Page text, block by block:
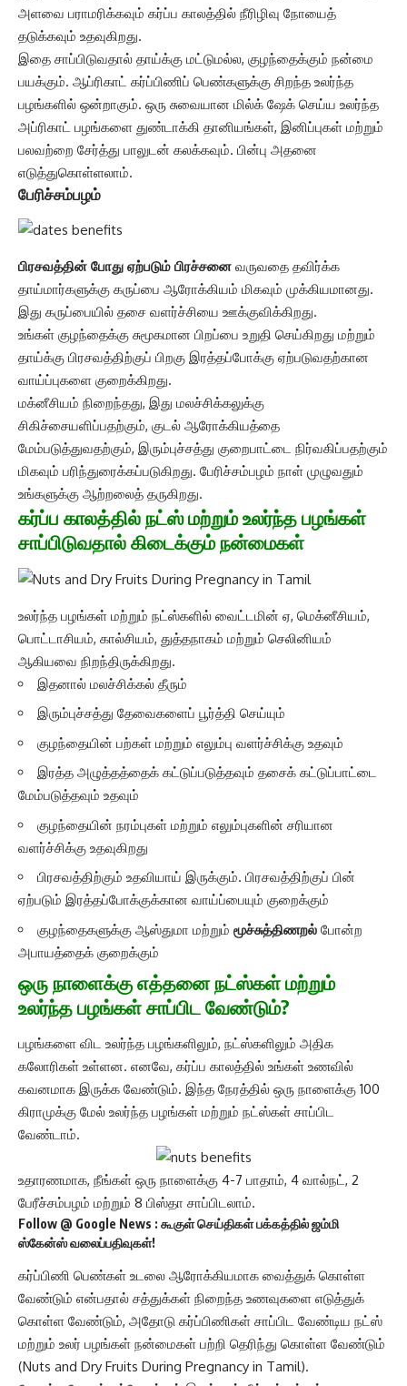
அளவை பராமரிக்கவும் கர்ப்ப காலத்தில் நீரிழிவு நோயைத்
தடுக்கவும் உதவுகிறது.
இதை சாப்பிடுவதால் தாய்க்கு மட்டுமல்ல, குழந்தைக்கும் நன்மை
பயக்கும். ஆப்ரிகாட் கர்ப்பிணிப் பெண்களுக்கு சிறந்த உலர்ந்த
பழங்களில் ஒன்றாகும். ஒரு சுவையான மில்க் ஷேக் செய்ய உலர்ந்த
அப்ரிகாட் பழங்களை துண்டாக்கி தானியங்கள், இனிப்புகள் மற்றும்
பலவற்றை சேர்த்து பாலுடன் கலக்கவும். பின்பு அதனை
எடுத்துகொள்ளலாம்.
பேரிச்சம்பழம்
பிரசவத்தின் போது ஏற்படும் பிரச்சனை வருவதை தவிர்க்க
தாய்மார்களுக்கு கருப்பை ஆரோக்கியம் மிகவும் முக்கியமானது.
இது கருப்பையில் தசை வளர்ச்சியை ஊக்குவிக்கிறது.
உங்கள் குழந்தைக்கு சுமூகமான பிறப்பை உறுதி செய்கிறது மற்றும்
தாய்க்கு பிரசவத்திற்குப் பிறகு இரத்தப்போக்கு ஏற்படுவதற்கான
வாய்ப்புகளை குறைக்கிறது.
மக்னீசியம் நிறைந்தது, இது மலச்சிக்கலுக்கு
சிகிச்சையளிப்பதற்கும், குடல் ஆரோக்கியத்தை
மேம்படுத்துவதற்கும், இரும்புச்சத்து குறைபாட்டை நிர்வகிப்பதற்கும்
மிகவும் பரிந்துரைக்கப்படுகிறது. பேரிச்சம்பழம் நாள் முழுவதும்
உங்களுக்கு ஆற்றலைத் தருகிறது.
கர்ப்ப காலத்தில் நட்ஸ் மற்றும் உலர்ந்த பழங்கள்
சாப்பிடுவதால் கிடைக்கும் நன்மைகள்
உலர்ந்த பழங்கள் மற்றும் நட்ஸ்களில் வைட்டமின் ஏ, மெக்னீசியம்,
பொட்டாசியம், கால்சியம், துத்தநாகம் மற்றும் செலினியம்
ஆகியவை நிறந்திருக்கிறது.
இதனால் மலச்சிக்கல் தீரும்
இரும்புச்சத்து தேவைகளைப் பூர்த்தி செய்யும்
குழந்தையின் பற்கள் மற்றும் எலும்பு வளர்ச்சிக்கு உதவும்
இரத்த அழுத்தத்தைக் கட்டுப்படுத்தவும் தசைக் கட்டுப்பாட்டை
மேம்படுத்தவும் உதவும்
குழந்தையின் நரம்புகள் மற்றும் எலும்புகளின் சரியான
வளர்ச்சிக்கு உதவுகிறது
பிரசவத்திற்கும் உதவியாய் இருக்கும். பிரசவத்திற்குப் பின்
ஏற்படும் இரத்தப்போக்குக்கான வாய்ப்பையும் குறைக்கும்
குழந்தைகளுக்கு ஆஸ்துமா மற்றும் மூச்சுத்திணறல் போன்ற
அபாயத்தைக் குறைக்கும்
ஒரு நாளைக்கு எத்தனை நட்ஸ்கள் மற்றும்
உலர்ந்த பழங்கள் சாப்பிட வேண்டும்?
பழங்களை விட உலர்ந்த பழங்களிலும், நட்ஸ்களிலும் அதிக
கலோரிகள் உள்ளன. எனவே, கர்ப்ப காலத்தில் உங்கள் உணவில்
கவனமாக இருக்க வேண்டும். இந்த நேரத்தில் ஒரு நாளைக்கு 100
கிராமுக்கு மேல் உலர்ந்த பழங்கள் மற்றும் நட்ஸ்கள் சாப்பிட
வேண்டாம்.
உதாரணமாக, நீங்கள் ஒரு நாளைக்கு 4-7 பாதாம், 4 வால்நட், 2
பேரீச்சம்பழம் மற்றும் 8 பிஸ்தா சாப்பிடலாம்.
Follow @ Google News : கூகுள் செய்திகள் பக்கத்தில் ஜம்மி
ஸ்கேன்ஸ் வலைப்பதிவுகள்!
கர்ப்பிணி பெண்கள் உடலை ஆரோக்கியமாக வைத்துக் கொள்ள
வேண்டும் என்பதால் சத்துக்கள் நிறைந்த உணவுகளை எடுத்துக்
கொள்ள வேண்டும், அதோடு கர்ப்பிணிகள் சாப்பிட வேண்டிய நட்ஸ்
மற்றும் உலர் பழங்கள் நன்மைகள் பற்றி தெரிந்து கொள்ள வேண்டும்
(Nuts and Dry Fruits During Pregnancy in Tamil).